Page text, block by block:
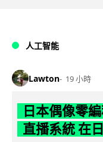
人工智能
Lawton 19 小時
日本偶像零
直播系統 在